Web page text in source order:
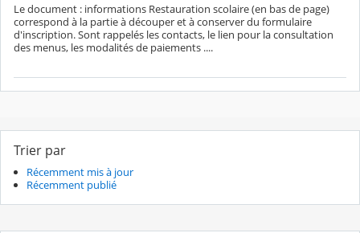
Le document : informations Restauration scolaire (en bas de page)
correspond à la partie à découper et à conserver du formulaire
d'inscription. Sont rappelés les contacts, le lien pour la consultation
des menus, les modalités de paiements ....
Trier par
Récemment mis à jour
Récemment publié